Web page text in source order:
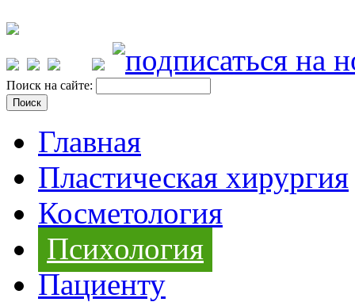
Поиск на сайте:
Главная
Пластическая хирургия
Косметология
Психология
Пациенту